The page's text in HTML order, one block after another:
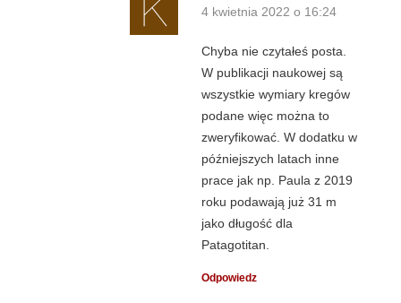
4 kwietnia 2022 o 16:24
Chyba nie czytałeś posta.
W publikacji naukowej są
wszystkie wymiary kregów
podane więc można to
zweryfikować. W dodatku w
późniejszych latach inne
prace jak np. Paula z 2019
roku podawają już 31 m
jako długość dla
Patagotitan.
Odpowiedz